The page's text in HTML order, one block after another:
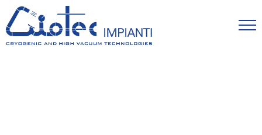
Salta al contenuto principale